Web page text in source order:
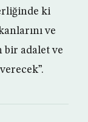
ki
ve
bir adalet ve